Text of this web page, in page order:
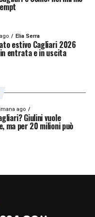
TOP NEWS
Elia Serra
estivo Cagliari 2026
entrata e in uscita
ago
Giulini vuole
ma per 20 milioni può